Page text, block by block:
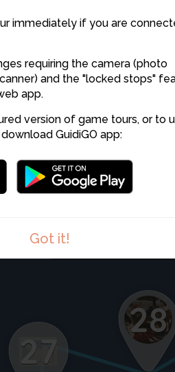
immediately if you are
requiring the camera (photo
and the "locked stops"
app.
version of game tours, or to
GuidiGO app:
Got it!
21
22
27
28